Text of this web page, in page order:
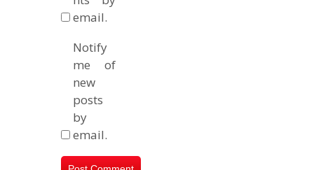
email.
Notify
me of
new
posts
by
email.